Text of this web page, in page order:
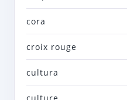
cora
croix rouge
cultura